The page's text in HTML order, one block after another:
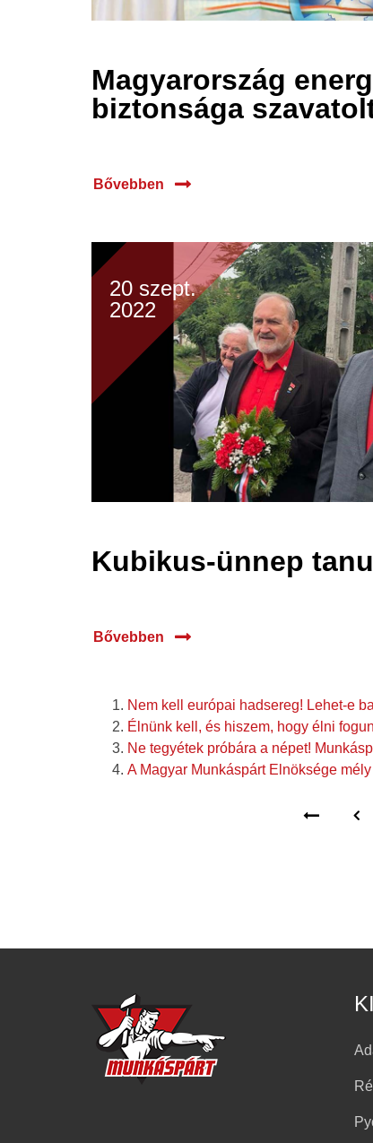
Magyarország
biztonsága
Bővebben
20 szept.
2022
Kubikus-ünnep
Bővebben
Nem kell európai hadsereg! Lehet-e
Élnünk kell, és hiszem, hogy élni
Ne tegyétek próbára a népet!
A Magyar Munkáspárt Elnöksége